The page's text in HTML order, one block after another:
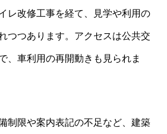
レ改修工事を経て、見学や利用の
つつあります。アクセスは公共交
、車利用の再開動きも見られま
制限や案内表記の不足など、建築